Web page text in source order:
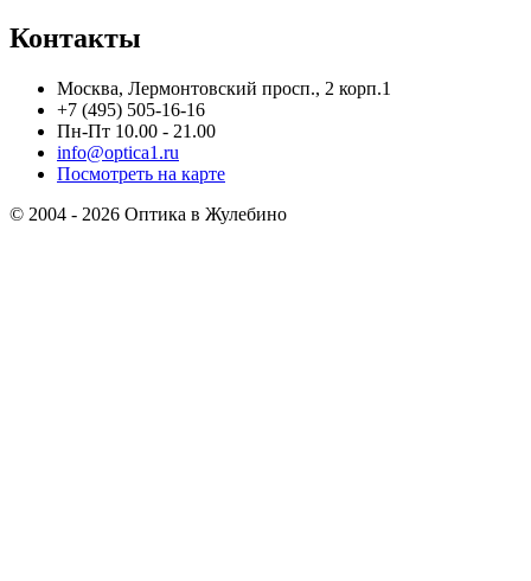
Контакты
Москва, Лермонтовский просп., 2 корп.1
+7 (495) 505-16-16
Пн-Пт 10.00 - 21.00
info@optica1.ru
Посмотреть на карте
© 2004 - 2026 Оптика в Жулебино